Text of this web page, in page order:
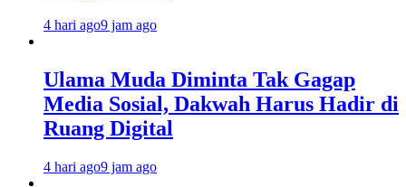
4 hari ago9 jam ago
Ulama Muda Diminta Tak Gagap
Media Sosial, Dakwah Harus Hadir di
Ruang Digital
4 hari ago9 jam ago